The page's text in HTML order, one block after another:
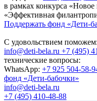
в рамках конкурса
«Эффективная
Поддержать фонд «Дети-
С удовольствием поможем:
info@deti-bela.ru +7 (495)
технические вопросы:
WhatsApp: +7 925 504-58-
фонд «Дети-бабочки»
info@deti-bela.ru
+7 (495) 410-48-88